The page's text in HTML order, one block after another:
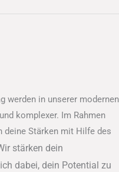
werden in unserer modernen
komplexer. Im Rahmen
deine Stärken mit Hilfe des
stärken dein
dabei, dein Potential zu